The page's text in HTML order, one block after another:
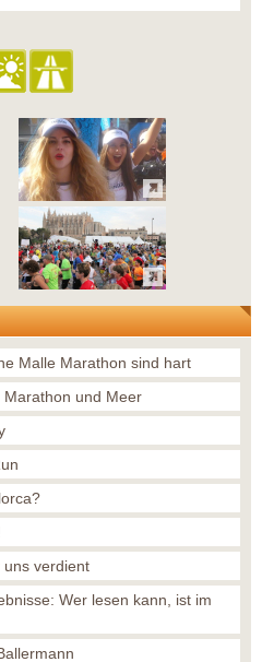
Malle Marathon sind hart
Marathon und Meer
uns verdient
Wer lesen kann, ist im